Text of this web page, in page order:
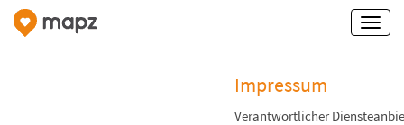
Impressum
Verantwortlicher